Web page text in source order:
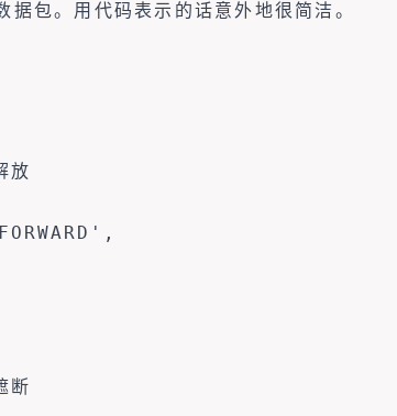
包。用代码表示的话意外地很简洁。
放
断